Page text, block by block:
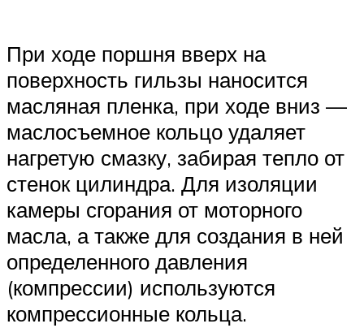
При ходе поршня вверх на
поверхность гильзы наносится
масляная пленка, при ходе вниз —
маслосъемное кольцо удаляет
нагретую смазку, забирая тепло от
стенок цилиндра. Для изоляции
камеры сгорания от моторного
масла, а также для создания в ней
определенного давления
(компрессии) используются
компрессионные кольца.